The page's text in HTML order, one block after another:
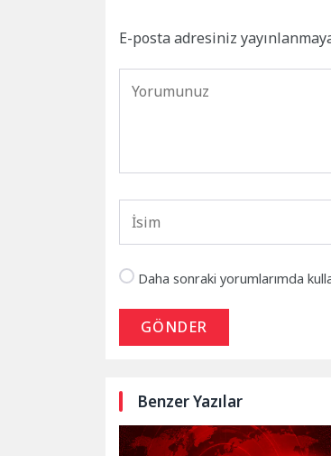
E-posta adresiniz
Daha sonraki yorumlarımda
GÖNDER
Benzer Yazılar